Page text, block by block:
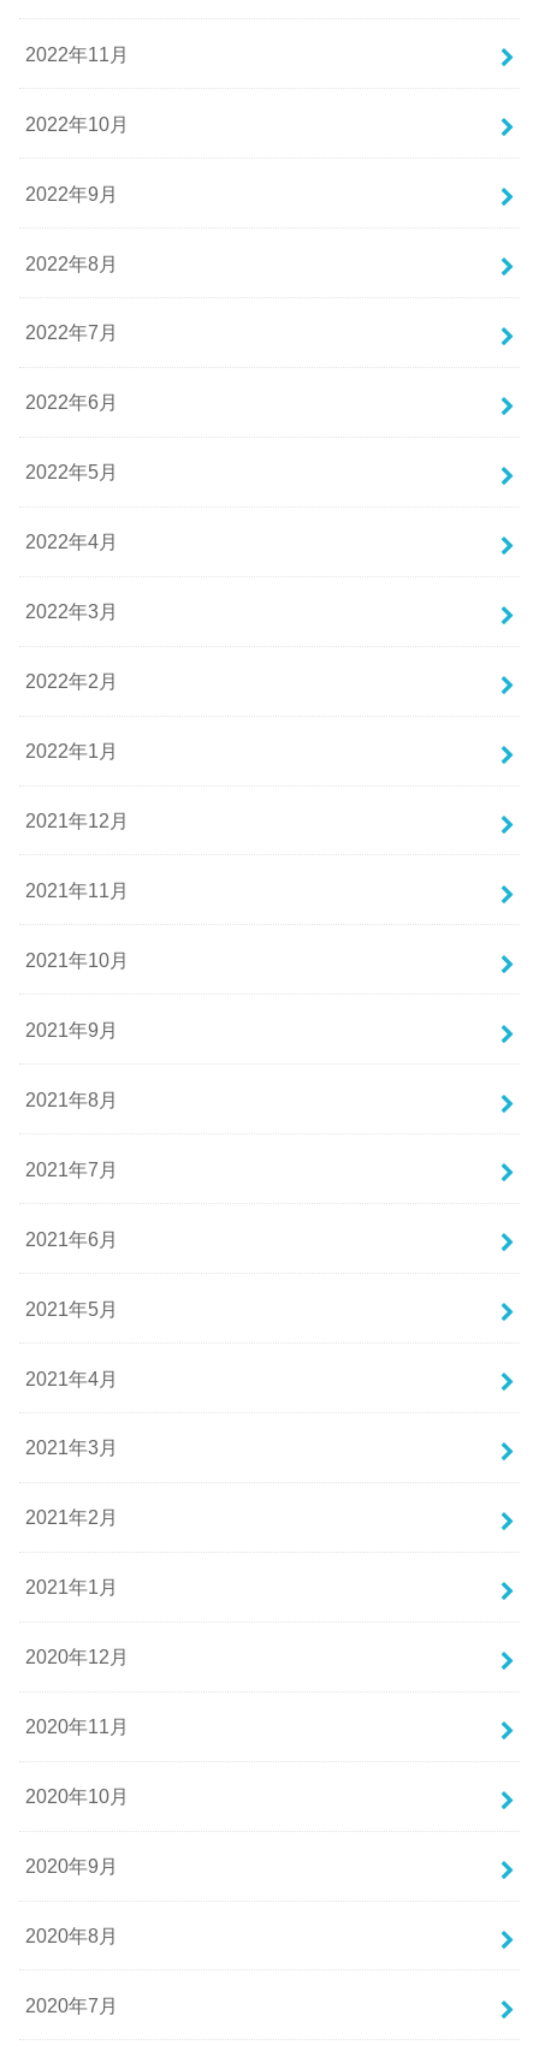
2022年11月
2022年10月
2022年9月
2022年8月
2022年7月
2022年6月
2022年5月
2022年4月
2022年3月
2022年2月
2022年1月
2021年12月
2021年11月
2021年10月
2021年9月
2021年8月
2021年7月
2021年6月
2021年5月
2021年4月
2021年3月
2021年2月
2021年1月
2020年12月
2020年11月
2020年10月
2020年9月
2020年8月
2020年7月